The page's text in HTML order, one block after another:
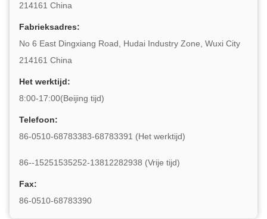
214161 China
Fabrieksadres:
No 6 East Dingxiang Road, Hudai Industry Zone, Wuxi City
214161 China
Het werktijd:
8:00-17:00(Beijing tijd)
Telefoon:
86-0510-68783383-68783391 (Het werktijd)
86--15251535252-13812282938 (Vrije tijd)
Fax:
86-0510-68783390